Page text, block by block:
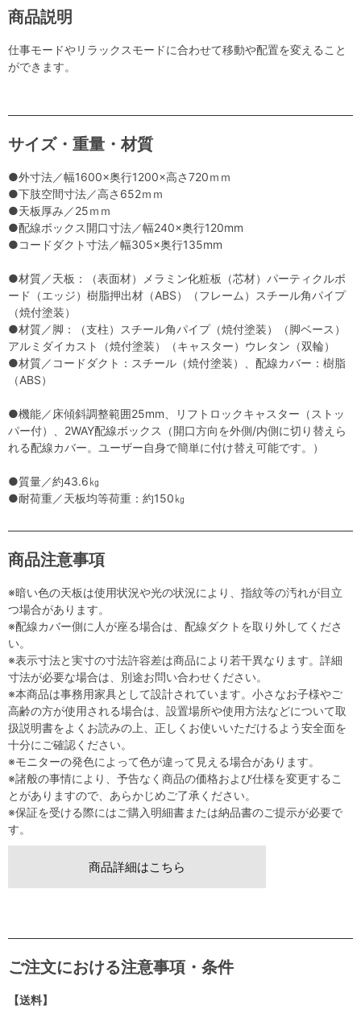
商品説明
仕事モードやリラックスモードに合わせて移動や配置を変えること
ができます。
サイズ・重量・材質
●外寸法／幅1600×奥行1200×高さ720ｍｍ
●下肢空間寸法／高さ652ｍｍ
●天板厚み／25ｍｍ
●配線ボックス開口寸法／幅240×奥行120mm
●コードダクト寸法／幅305×奥行135mm
●材質／天板：（表面材）メラミン化粧板（芯材）パーティクルボ
ード（エッジ）樹脂押出材（ABS）（フレーム）スチール角パイプ
（焼付塗装）
●材質／脚：（支柱）スチール角パイプ（焼付塗装）（脚ベース）
アルミダイカスト（焼付塗装）（キャスター）ウレタン（双輪）
●材質／コードダクト：スチール（焼付塗装）、配線カバー：樹脂
（ABS）
●機能／床傾斜調整範囲25mm、リフトロックキャスター（ストッ
パー付）、2WAY配線ボックス（開口方向を外側/内側に切り替えら
れる配線カバー。ユーザー自身で簡単に付け替え可能です。）
●質量／約43.6㎏
●耐荷重／天板均等荷重：約150㎏
商品注意事項
※暗い色の天板は使用状況や光の状況により、指紋等の汚れが目立
つ場合があります。
※配線カバー側に人が座る場合は、配線ダクトを取り外してくださ
い。
※表示寸法と実寸の寸法許容差は商品により若干異なります。詳細
寸法が必要な場合は、別途お問い合わせください。
※本商品は事務用家具として設計されています。小さなお子様やご
高齢の方が使用される場合は、設置場所や使用方法などについて取
扱説明書をよくお読みの上、正しくお使いいただけるよう安全面を
十分にご確認ください。
※モニターの発色によって色が違って見える場合があります。
※諸般の事情により、予告なく商品の価格および仕様を変更するこ
とがありますので、あらかじめご了承ください。
※保証を受ける際にはご購入明細書または納品書のご提示が必要で
す。
商品詳細はこちら
ご注文における注意事項・条件
【送料】